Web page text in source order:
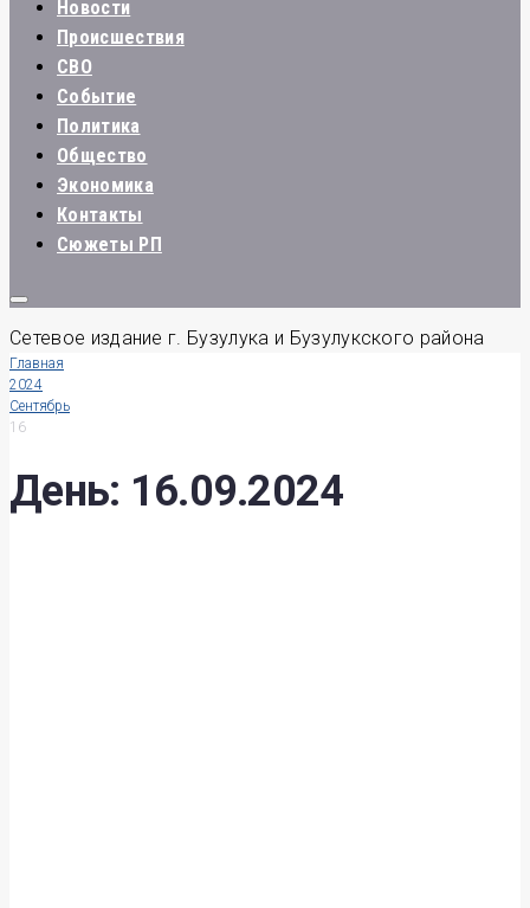
Новости
Происшествия
СВО
Событие
Политика
Общество
Экономика
Контакты
Сюжеты РП
Сетевое издание г. Бузулука и Бузулукского района
Главная
2024
Сентябрь
16
День: 16.09.2024